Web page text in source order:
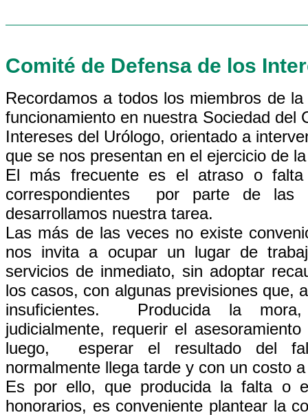
Comité de Defensa de los
Recordamos a todos los miembros de
funcionamiento en nuestra Sociedad del
Intereses del Urólogo, orientado a
que se nos presentan en el ejercicio de
El más frecuente es el atraso o
correspondientes por parte de las
desarrollamos nuestra tarea.
Las más de las veces no existe
nos invita a ocupar un lugar de
servicios de inmediato, sin adoptar
los casos, con algunas previsiones que,
insuficientes. Producida la
judicialmente, requerir el
luego, esperar el resultado del
normalmente llega tarde y con un costo
Es por ello, que producida la falta o
honorarios, es conveniente plantear la